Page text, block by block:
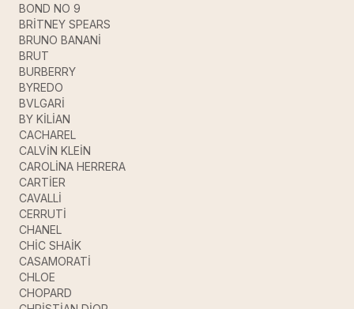
BOND NO 9
BRİTNEY SPEARS
BRUNO BANANİ
BRUT
BURBERRY
BYREDO
BVLGARİ
BY KİLİAN
CACHAREL
CALVİN KLEİN
CAROLİNA HERRERA
CARTİER
CAVALLİ
CERRUTİ
CHANEL
CHİC SHAİK
CASAMORATİ
CHLOE
CHOPARD